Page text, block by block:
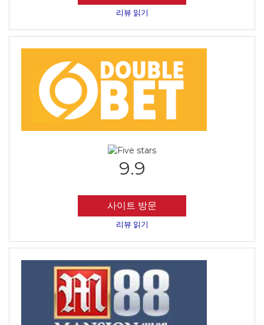
리뷰 읽기
9.9
사이트 방문
리뷰 읽기